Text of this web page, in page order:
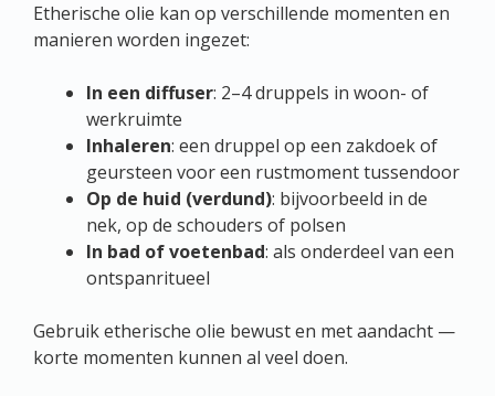
Etherische olie kan op verschillende momenten en
manieren worden ingezet:
In een diffuser: 2–4 druppels in woon- of
werkruimte
Inhaleren: een druppel op een zakdoek of
geursteen voor een rustmoment tussendoor
Op de huid (verdund): bijvoorbeeld in de
nek, op de schouders of polsen
In bad of voetenbad: als onderdeel van een
ontspanritueel
Gebruik etherische olie bewust en met aandacht —
korte momenten kunnen al veel doen.